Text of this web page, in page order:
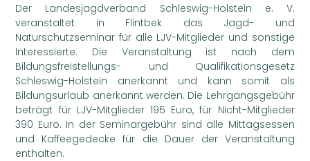
Der Landesjagdverband Schleswig-Holstein e. V.
veranstaltet in Flintbek das Jagd- und
Naturschutzseminar für alle LJV-Mitglieder und sonstige
Interessierte. Die Veranstaltung ist nach dem
Bildungsfreistellungs- und Qualifikationsgesetz
Schleswig-Holstein anerkannt und kann somit als
Bildungsurlaub anerkannt werden. Die Lehrgangsgebühr
beträgt für LJV-Mitglieder 195 Euro, für Nicht-Mitglieder
390 Euro. In der Seminargebühr sind alle Mittagsessen
und Kaffeegedecke für die Dauer der Veranstaltung
enthalten.